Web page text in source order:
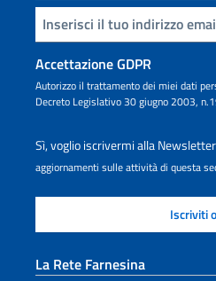
Inserisci la tua email
Accettazione GDPR
Autorizzo il trattamento dei miei dati
Decreto Legislativo 30 giugno 2003,
Sì, voglio iscrivermi alla
aggiornamenti sulle attività di questa
La Rete Farnesina